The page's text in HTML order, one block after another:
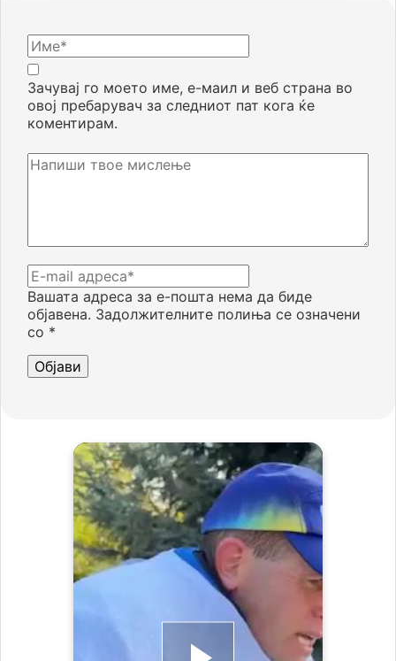
Вашата адреса за е-пошта нема да биде
објавена. Задолжителните полиња се означени
со *
Зачувај го моето име, е-маил и веб страна во
овој пребарувач за следниот пат кога ќе
коментирам.